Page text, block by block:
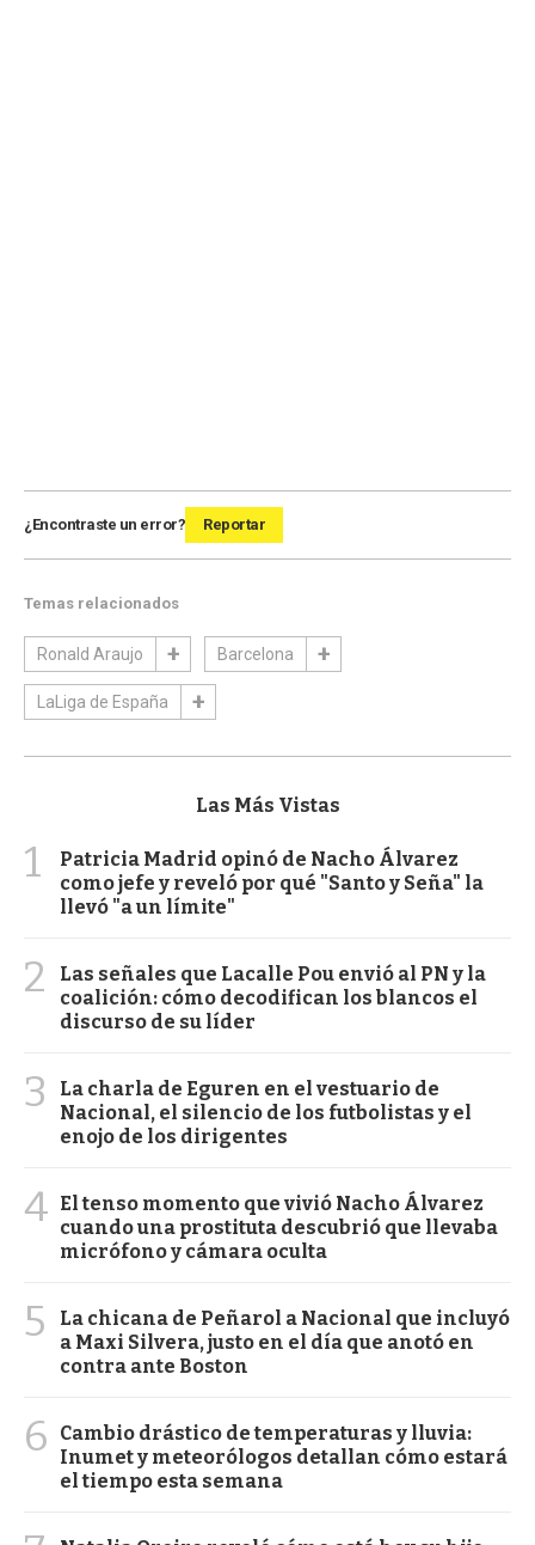
¿Encontraste un error? Reportar
Temas relacionados
Ronald Araujo Barcelona
LaLiga de España
Las Más Vistas
1
Patricia Madrid opinó de Nacho Álvarez
como jefe y reveló por qué "Santo y Seña" la
llevó "a un límite"
2
Las señales que Lacalle Pou envió al PN y la
coalición: cómo decodifican los blancos el
discurso de su líder
3
La charla de Eguren en el vestuario de
Nacional, el silencio de los futbolistas y el
enojo de los dirigentes
4 El tenso momento que vivió Nacho Álvarez
cuando una prostituta descubrió que llevaba
micrófono y cámara oculta
5
La chicana de Peñarol a Nacional que incluyó
a Maxi Silvera, justo en el día que anotó en
contra ante Boston
6
Cambio drástico de temperaturas y lluvia:
Inumet y meteorólogos detallan cómo estará
el tiempo esta semana